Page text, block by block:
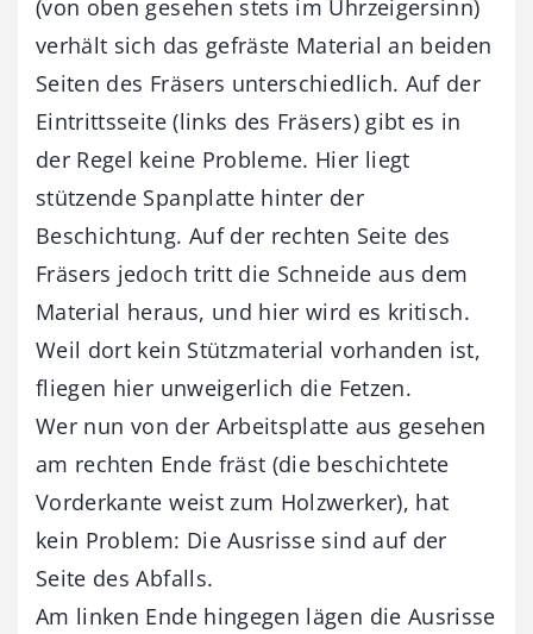
(von oben gesehen stets im Uhrzeigersinn)
verhält sich das gefräste Material an beiden
Seiten des Fräsers unterschiedlich. Auf der
Eintrittsseite (links des Fräsers) gibt es in
der Regel keine Probleme. Hier liegt
stützende Spanplatte hinter der
Beschichtung. Auf der rechten Seite des
Fräsers jedoch tritt die Schneide aus dem
Material heraus, und hier wird es kritisch.
Weil dort kein Stützmaterial vorhanden ist,
fliegen hier unweigerlich die Fetzen.
Wer nun von der Arbeitsplatte aus gesehen
am rechten Ende fräst (die beschichtete
Vorderkante weist zum Holzwerker), hat
kein Problem: Die Ausrisse sind auf der
Seite des Abfalls.
Am linken Ende hingegen lägen die Ausrisse